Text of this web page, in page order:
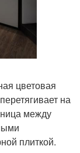
цветовая
на
между
плиткой.